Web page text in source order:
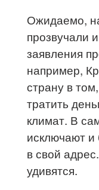
Ожидаемо,
прозвучали
заявления
например,
страну в
тратить
климат. В
исключают
в свой
удивятся.